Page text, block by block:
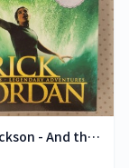
Percy Jackson - And the Sea of Monsters